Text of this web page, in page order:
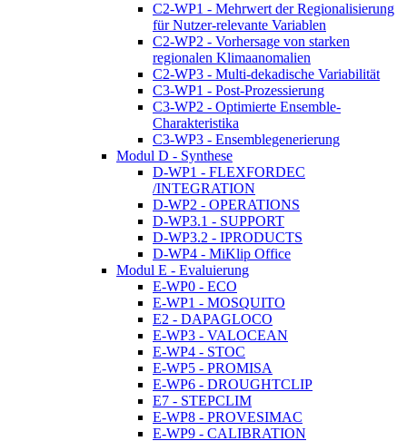
C2-WP1 - Mehrwert der Regionalisierung
für Nutzer-relevante Variablen
C2-WP2 - Vorhersage von starken
regionalen Klimaanomalien
C2-WP3 - Multi-dekadische Variabilität
C3-WP1 - Post-Prozessierung
C3-WP2 - Optimierte Ensemble-
Charakteristika
C3-WP3 - Ensemblegenerierung
Modul D - Synthese
D-WP1 - FLEXFORDEC
/INTEGRATION
D-WP2 - OPERATIONS
D-WP3.1 - SUPPORT
D-WP3.2 - IPRODUCTS
D-WP4 - MiKlip Office
Modul E - Evaluierung
E-WP0 - ECO
E-WP1 - MOSQUITO
E2 - DAPAGLOCO
E-WP3 - VALOCEAN
E-WP4 - STOC
E-WP5 - PROMISA
E-WP6 - DROUGHTCLIP
E7 - STEPCLIM
E-WP8 - PROVESIMAC
E-WP9 - CALIBRATION